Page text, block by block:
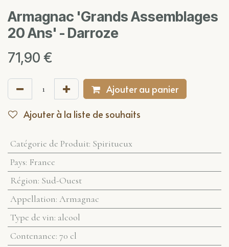
Armagnac 'Grands Assemblages
20 Ans' - Darroze
71,90 €
Ajouter au panier
Ajouter à la liste de souhaits
Catégorie de Produit: Spiritueux
Pays: France
Région: Sud-Ouest
Appellation: Armagnac
Type de vin: alcool
Contenance: 70 cl